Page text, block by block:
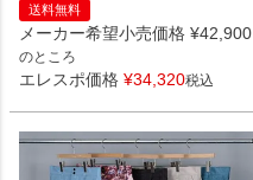
送料無料
メーカー希望小売価格 ¥42,900
のところ
エレスポ価格 ¥34,320税込